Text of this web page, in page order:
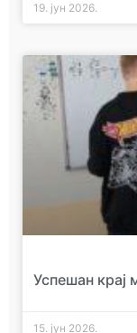
19. јун 2026.
Успешан крај
15. јун 2026.